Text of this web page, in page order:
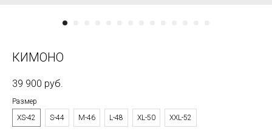
КИМОНО
39 900 руб.
Размер
XS-42
S-44 M-46 L-48 XL-50 XXL-52